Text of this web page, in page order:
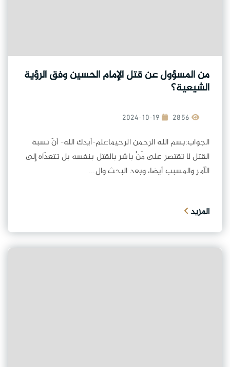
من المسؤول عن قتل الإمام الحسين وفق الرؤية
الشيعية؟
2024-10-19
الجواب:بسم الله الرحمن الرحيماعلم-أيدك الله- أنّ نسبة
القتل لا تقتصر على مَنْ باشر بالقتل بنفسه بل تتعدّاه إلى
الآمر والمسبب أيضا، وبعد البحث وال...
المزيد